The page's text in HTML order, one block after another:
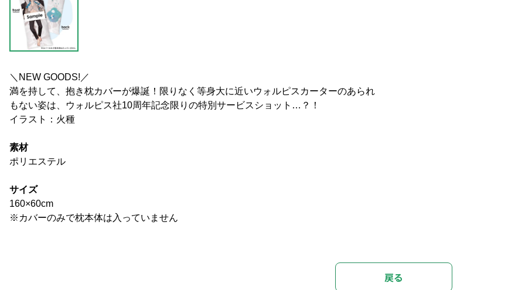
＼NEW GOODS!／
満を持して、抱き枕カバーが爆誕！限りなく等身大に近いウォルピスカーターのあられ
もない姿は、ウォルピス社10周年記念限りの特別サービスショット…？！
イラスト：火種
素材
ポリエステル
サイズ
160×60cm
※カバーのみで枕本体は入っていません
戻る